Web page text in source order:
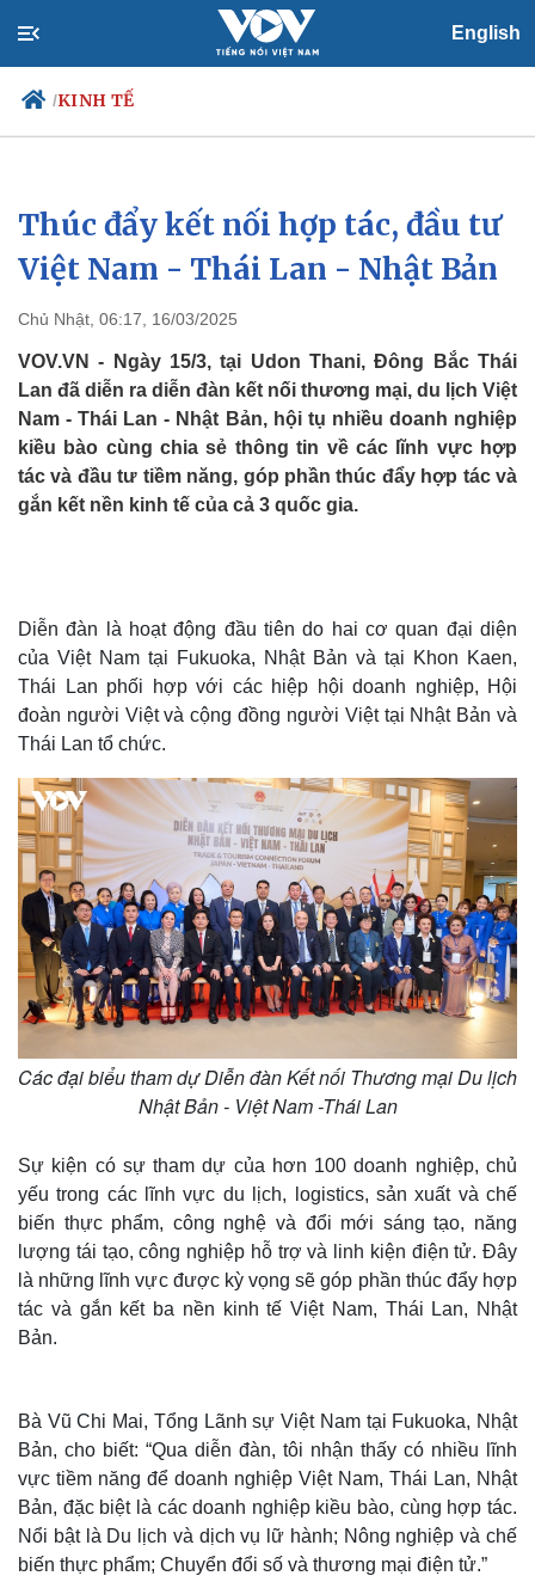
English
/KINH TẾ
Chính trị
Đảng
Tổ chức nhân sự
Nhận diện sự thật
Xã hội
Dự báo thời tiết
Việc làm
Biển đảo
Thúc đẩy kết nối hợp tác, đầu tư
Việt Nam - Thái Lan - Nhật Bản
Chủ Nhật, 06:17, 16/03/2025
VOV.VN - Ngày 15/3, tại Udon Thani, Đông Bắc Thái
Lan đã diễn ra diễn đàn kết nối thương mại, du lịch Việt
Nam - Thái Lan - Nhật Bản, hội tụ nhiều doanh nghiệp
kiều bào cùng chia sẻ thông tin về các lĩnh vực hợp
tác và đầu tư tiềm năng, góp phần thúc đẩy hợp tác và
gắn kết nền kinh tế của cả 3 quốc gia.
m
o
d
a
n
d
o
Diễn đàn là hoạt động đầu tiên do hai cơ quan đại diện
của Việt Nam tại Fukuoka, Nhật Bản và tại Khon Kaen,
Thái Lan phối hợp với các hiệp hội doanh nghiệp, Hội
đoàn người Việt và cộng đồng người Việt tại Nhật Bản và
Thái Lan tổ chức.
Các đại biểu tham dự Diễn đàn Kết nối Thương mại Du lịch
Nhật Bản - Việt Nam -Thái Lan
Sự kiện có sự tham dự của hơn 100 doanh nghiệp, chủ
yếu trong các lĩnh vực du lịch, logistics, sản xuất và chế
biến thực phẩm, công nghệ và đổi mới sáng tạo, năng
lượng tái tạo, công nghiệp hỗ trợ và linh kiện điện tử. Đây
là những lĩnh vực được kỳ vọng sẽ góp phần thúc đẩy hợp
tác và gắn kết ba nền kinh tế Việt Nam, Thái Lan, Nhật
Bản.
Bà Vũ Chi Mai, Tổng Lãnh sự Việt Nam tại Fukuoka, Nhật
Bản, cho biết: “Qua diễn đàn, tôi nhận thấy có nhiều lĩnh
vực tiềm năng để doanh nghiệp Việt Nam, Thái Lan, Nhật
Bản, đặc biệt là các doanh nghiệp kiều bào, cùng hợp tác.
Nổi bật là Du lịch và dịch vụ lữ hành; Nông nghiệp và chế
biến thực phẩm; Chuyển đổi số và thương mại điện tử.”